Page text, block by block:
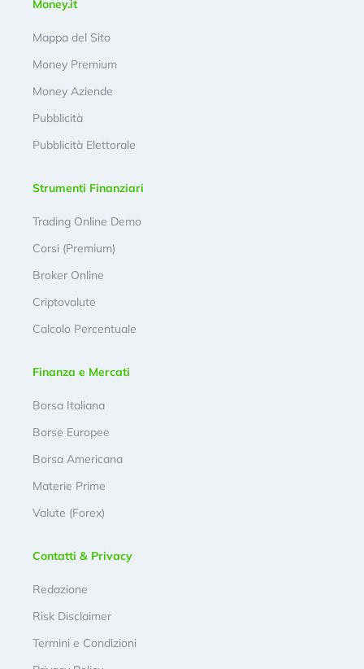
Money.it
Mappa del Sito
Money Premium
Money Aziende
Pubblicità
Pubblicità Elettorale
Strumenti Finanziari
Trading Online Demo
Corsi (Premium)
Broker Online
Criptovalute
Calcolo Percentuale
Finanza e Mercati
Borsa Italiana
Borse Europee
Borsa Americana
Materie Prime
Valute (Forex)
Contatti & Privacy
Redazione
Risk Disclaimer
Termini e Condizioni